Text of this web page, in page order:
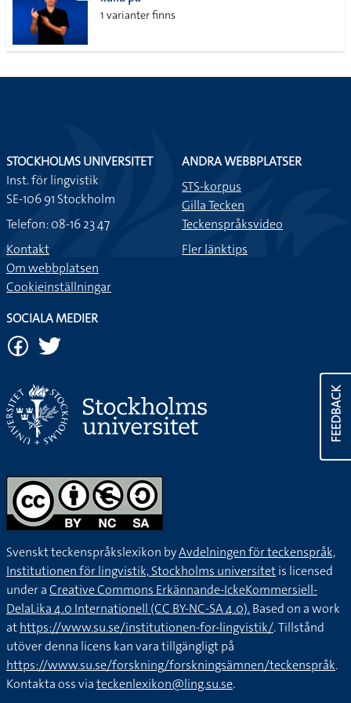
lista
1 varianter finns
FEEDBACK
STOCKHOLMS UNIVERSITET
Inst. för lingvistik
SE-106 91 Stockholm
Telefon: 08-16 23 47
Kontakt
Om webbplatsen
Cookieinställningar
ANDRA WEBBPLATSER
STS-korpus
Gilla Tecken
Teckenspråksvideo
Fler länktips
SOCIALA MEDIER
Svenskt teckenspråkslexikon byAvdelningen för teckenspråk,
Institutionen för lingvistik, Stockholms universitetis licensed
under aCreative Commons Erkännande-IckeKommersiell-
DelaLika 4.0 Internationell (CC BY-NC-SA 4.0).Based on a work
athttps://www.su.se/institutionen-for-lingvistik/. Tillstånd
utöver denna licens kan vara tillgängligt på
https://www.su.se/forskning/forskningsämnen/teckenspråk.
Kontakta oss viateckenlexikon@ling.su.se.